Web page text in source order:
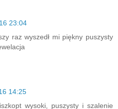
23:04
raz wyszedł mi piękny puszysty
14:25
wysoki, puszysty i szalenie